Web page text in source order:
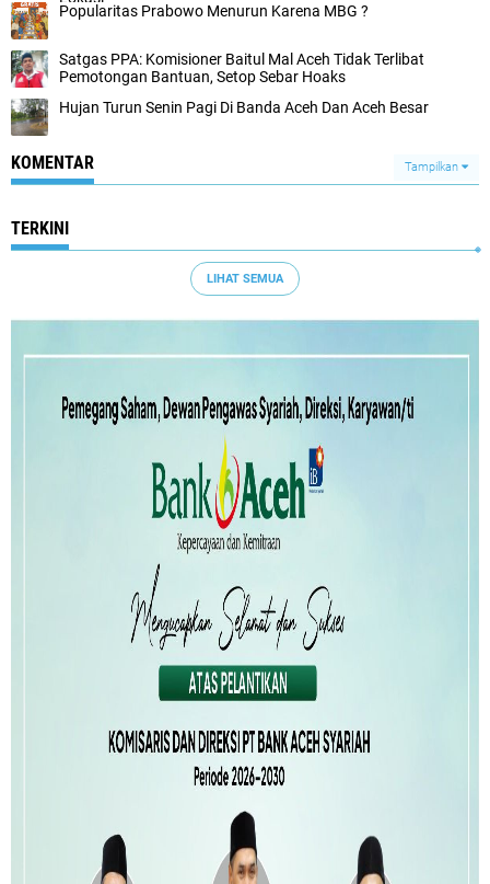
Popularitas Prabowo Menurun Karena MBG ?
Satgas PPA: Komisioner Baitul Mal Aceh Tidak Terlibat
Pemotongan Bantuan, Setop Sebar Hoaks
Hujan Turun Senin Pagi Di Banda Aceh Dan Aceh Besar
KOMENTAR Tampilkan
TERKINI
LIHAT SEMUA